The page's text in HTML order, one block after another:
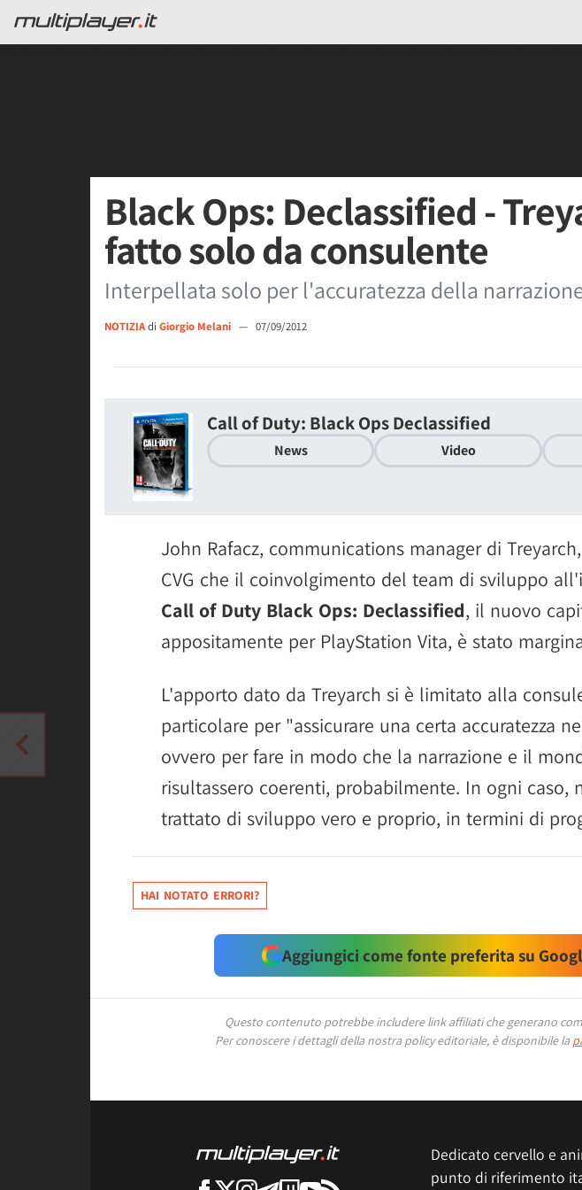
Black Ops: Declassified -
fatto solo da consulente
Interpellata solo per l'accuratezza della
NOTIZIAdi Giorgio Melani — 07/09/2012
Call of Duty: Black Ops Declassified
News Video
John Rafacz, communications manager di
CVG che il coinvolgimento del team di sviluppo
Call of Duty Black Ops: Declassified, il nuovo
appositamente per PlayStation Vita, è stato
L'apporto dato da Treyarch si è limitato alla
particolare per "assicurare una certa accuratezza
ovvero per fare in modo che la narrazione e il
risultassero coerenti, probabilmente. In ogni caso,
trattato di sviluppo vero e proprio, in termini di
HAI NOTATO ERRORI?
Aggiungici come fonte preferita su
Questo contenuto potrebbe includere link affiliati che generano
Per conoscere i dettagli della nostra policy editoriale, è disponibile la
Dedicato cervello e
punto di riferimento